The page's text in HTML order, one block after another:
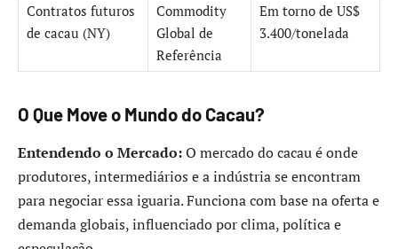
Contratos futuros
de cacau (NY)
Commodity
Global de
Referência
Em torno de US$
3.400/tonelada
O Que Move o Mundo do Cacau?
Entendendo o Mercado:O mercado do cacau é onde
produtores, intermediários e a indústria se encontram
para negociar essa iguaria. Funciona com base na oferta e
demanda globais, influenciado por clima, política e